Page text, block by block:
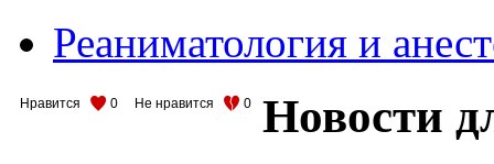
Реаниматология и
Нравится 0 Не нравится 0 Новости